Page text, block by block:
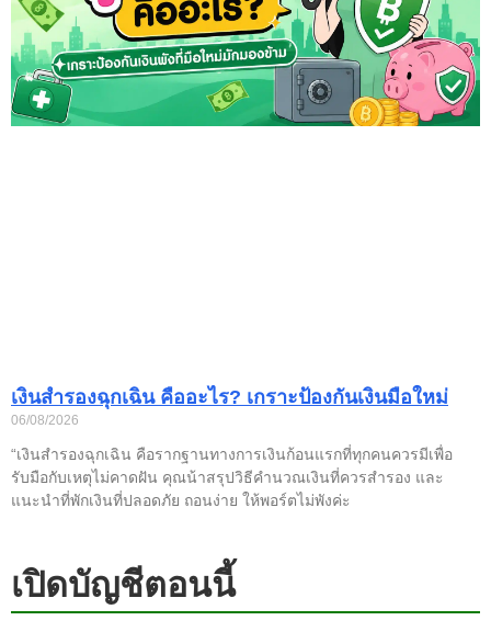
เงินสำรองฉุกเฉิน คืออะไร? เกราะป้องกันเงินมือใหม่
06/08/2026
“เงินสำรองฉุกเฉิน คือรากฐานทางการเงินก้อนแรกที่ทุกคนควรมีเพื่อ
รับมือกับเหตุไม่คาดฝัน คุณน้าสรุปวิธีคำนวณเงินที่ควรสำรอง และ
แนะนำที่พักเงินที่ปลอดภัย ถอนง่าย ให้พอร์ตไม่พังค่ะ
เปิดบัญชีตอนนี้